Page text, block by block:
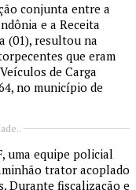
conjunta entre a
e a Receita
(01), resultou na
que eram
de Carga
no município de
uma equipe policial
trator acoplado
Durante fiscalização e